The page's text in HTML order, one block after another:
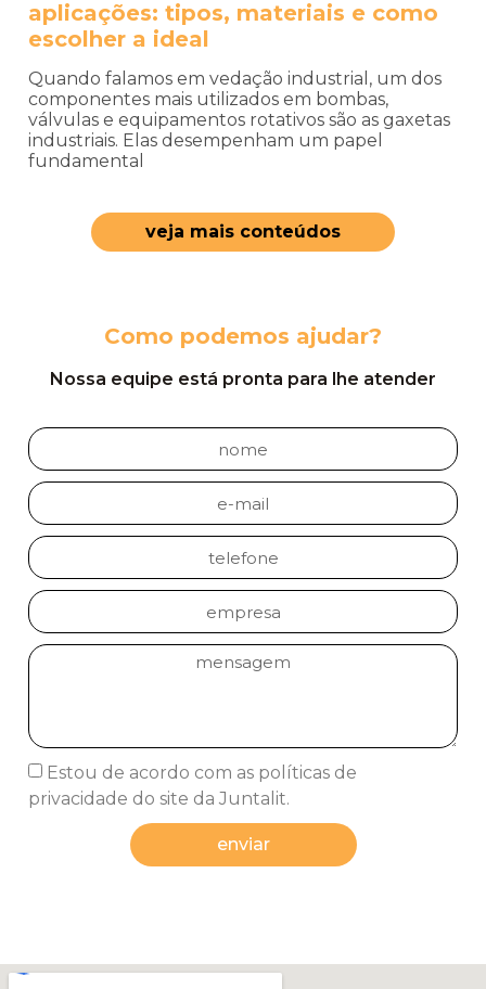
aplicações: tipos, materiais e como
escolher a ideal
Quando falamos em vedação industrial, um dos
componentes mais utilizados em bombas,
válvulas e equipamentos rotativos são as gaxetas
industriais. Elas desempenham um papel
fundamental
veja mais conteúdos
Como podemos ajudar?
Nossa equipe está pronta para lhe atender
Estou de acordo com as políticas de
privacidade do site da Juntalit.
enviar